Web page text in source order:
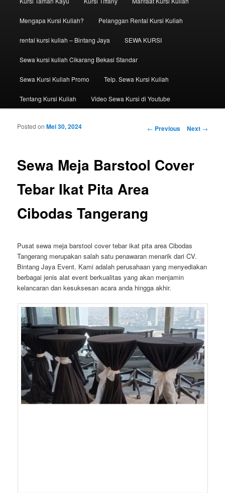
Mengapa Kursi Kuliah? Pelanggan Rental Kursi Kuliah
rental kursi kuliah – Bintang Jaya SEWA KURSI
Sewa kursi kuliah Cikarang Bekasi Standar
Sewa Kursi Kuliah Promo Telp. Sewa Kursi Kuliah
Tentang Kursi Kuliah Video Sewa Kursi di Youtube
Post navigation
← Previous Next →
Sewa Meja Barstool Cover
Tebar Ikat Pita Area
Cibodas Tangerang
Posted onMei 30, 2024
Pusat sewa meja barstool cover tebar ikat pita area Cibodas
Tangerang merupakan salah satu penawaran menarik dari CV.
Bintang Jaya Event. Kami adalah perusahaan yang menyediakan
berbagai jenis alat event berkualitas yang akan menjamin
kelancaran dan kesuksesan acara anda hingga akhir.